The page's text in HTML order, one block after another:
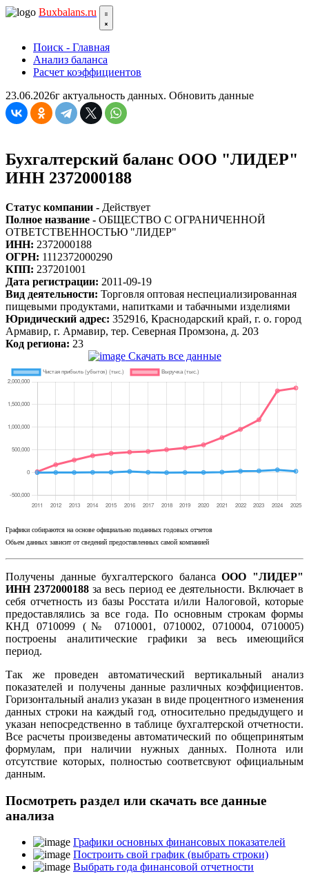
Buxbalans.ru
Поиск - Главная
Анализ баланса
Расчет коэффициентов
23.06.2026г актуальность данных. Обновить данные
Бухгалтерский баланс ООО "ЛИДЕР"
ИНН 2372000188
Статус компании - Действует
Полное название - ОБЩЕСТВО С ОГРАНИЧЕННОЙ
ОТВЕТСТВЕННОСТЬЮ "ЛИДЕР"
ИНН: 2372000188
ОГРН: 1112372000290
КПП: 237201001
Дата регистрации: 2011-09-19
Вид деятельности: Торговля оптовая неспециализированная
пищевыми продуктами, напитками и табачными изделиями
Юридический адрес: 352916, Краснодарский край, г. о. город
Армавир, г. Армавир, тер. Северная Промзона, д. 203
Код региона: 23
Скачать все данные
Графики собираются на основе официально поданных годовых отчетов
Обьем данных зависит от сведений предоставленных самой компанией
Получены данные бухгалтерского балансаООО "ЛИДЕР"
ИНН 2372000188 за весь период ее деятельности. Включает в
себя отчетность из базы Росстата и/или Налоговой, которые
предоставлялись за все года. По основным строкам формы
КНД 0710099 (№ 0710001, 0710002, 0710004, 0710005)
построены аналитические графики за весь имеющийся
период.
Так же проведен автоматический вертикальный анализ
показателей и получены данные различных коэффициентов.
Горизонтальный анализ указан в виде процентного изменения
данных строки на каждый год, относительно предыдущего и
указан непосредственно в таблице бухгалтерской отчетности.
Все расчеты произведены автоматический по общепринятым
формулам, при наличии нужных данных. Полнота или
отсутствие которых, полностью соответсвуют официальным
данным.
Посмотреть раздел или скачать все данные
анализа
Графики основных финансовых показателей
Построить свой график (выбрать строки)
Выбрать года финансовой отчетности